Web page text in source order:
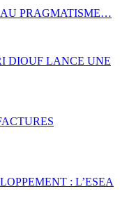
AU PRAGMATISME…
DIOUF LANCE UNE
: L’ESEA